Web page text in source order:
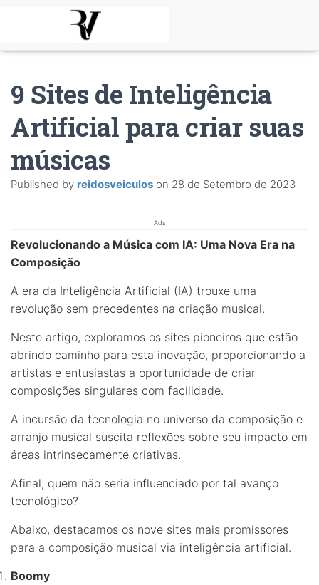
9 Sites de Inteligência
Artificial para criar suas
músicas
Published by reidosveiculos on 28 de Setembro de 2023
Ads
Revolucionando a Música com IA: Uma Nova Era na
Composição
A era da Inteligência Artificial (IA) trouxe uma
revolução sem precedentes na criação musical.
Neste artigo, exploramos os sites pioneiros que estão
abrindo caminho para esta inovação, proporcionando a
artistas e entusiastas a oportunidade de criar
composições singulares com facilidade.
A incursão da tecnologia no universo da composição e
arranjo musical suscita reflexões sobre seu impacto em
áreas intrinsecamente criativas.
Afinal, quem não seria influenciado por tal avanço
tecnológico?
Abaixo, destacamos os nove sites mais promissores
para a composição musical via inteligência artificial.
Boomy